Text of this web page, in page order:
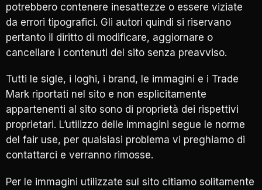
potrebbero contenere inesattezze o essere viziate
da errori tipografici. Gli autori quindi si riservano
pertanto il diritto di modificare, aggiornare o
cancellare i contenuti del sito senza preavviso.
Tutti le sigle, i loghi, i brand, le immagini e i Trade
Mark riportati nel sito e non esplicitamente
appartenenti al sito sono di proprietà dei rispettivi
proprietari. L’utilizzo delle immagini segue le norme
del fair use, per qualsiasi problema vi preghiamo di
contattarci e verranno rimosse.
Per le immagini utilizzate sul sito citiamo solitamente